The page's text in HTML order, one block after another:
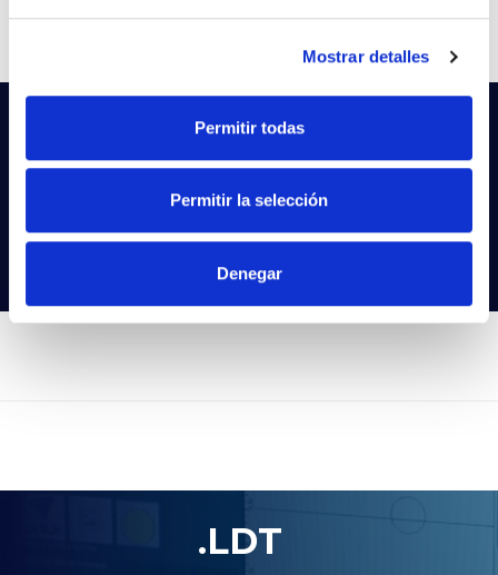
Mostrar detalles
Permitir todas
Permitir la selección
Denegar
CCT
Vous ne trouvez pas ce que vous
cherchez?
Essayez notre recherche avancée
.LDT